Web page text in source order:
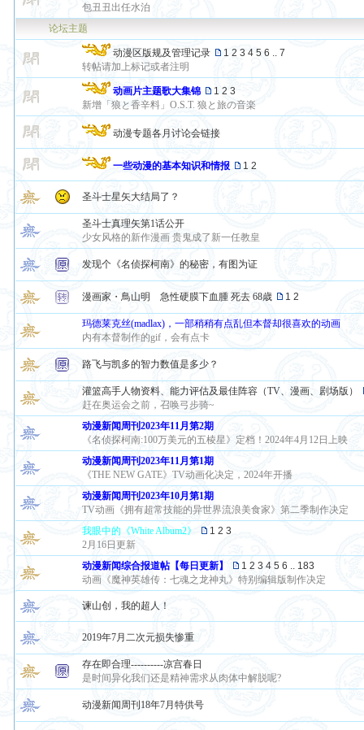
包丑丑出任水泊
论坛主题
动漫区版规及管理记录 1 2 3 4 5 6 ..7
转帖请加上标记或者注明
动画片主题歌大集锦 1 2 3
新增「狼と香辛料」O.S.T. 狼と旅の音楽
动漫专题各月讨论会链接
一些动漫的基本知识和情报 1 2
圣斗士星矢大结局了？
圣斗士真理矢第1话公开
少女风格的新作漫画 贵鬼成了新一任教皇
发现个《名侦探柯南》的秘密，有图为证
漫画家・鳥山明 急性硬膜下血腫 死去 68歳 1 2
玛德莱克丝(madlax)，一部稍稍有点乱但本督却很喜欢的动画
内有本督制作的gif，会有点卡
路飞与凯多的智力数值是多少？
灌篮高手人物资料、能力评估及最佳阵容（TV、漫画、剧场版）
赶在奥运会之前，召唤弓步骑~
动漫新闻周刊2023年11月第2期
《名侦探柯南:100万美元的五棱星》定档！2024年4月12日上映
动漫新闻周刊2023年11月第1期
《THE NEW GATE》TV动画化决定，2024年开播
动漫新闻周刊2023年10月第1期
TV动画《拥有超常技能的异世界流浪美食家》第二季制作决定
我眼中的《White Album2》
1 2 3
2月16日更新
动漫新闻综合报道帖【每日更新】
1 2 3 4 5 6 .. 183
动画《魔神英雄传：七魂之龙神丸》特别编辑版制作决定
谏山创，我的超人！
2019年7月二次元损失惨重
存在即合理----------凉宫春日
是时间异化我们还是精神需求从肉体中解脱呢?
动漫新闻周刊18年7月特供号